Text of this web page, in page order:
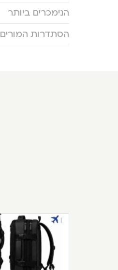
הנימכרים ביותר
הסתדרות המורים